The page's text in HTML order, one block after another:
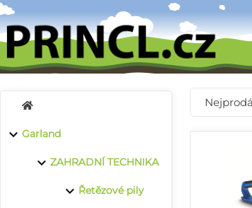
Garland
ZAHRADNÍ TECHNIKA
Řetězové pily